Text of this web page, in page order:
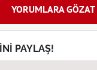
YORUMLARA GÖZAT
PAYLAŞ!